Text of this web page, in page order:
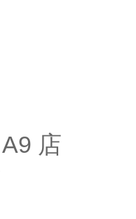
店